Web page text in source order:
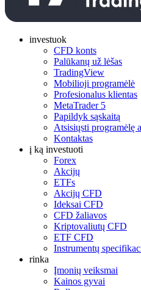
investuok
CFD konts
Palūkanų už lėšas
TradingView
Mobilioji programėlė
Profesionalus klientas
MetaTrader 5
Papildyk sąskaitą
Atsisiųsti programėlę
Kontaktas
į ką investuoti
Forex
Akcijų
ETFs
Akcijų CFD
Ideksai CFD
CFD žaliavos
Kriptovaliutų CFD
ETF CFD
Instrumentų
rinka
Įmonių veiksmai
Kainos gyvai